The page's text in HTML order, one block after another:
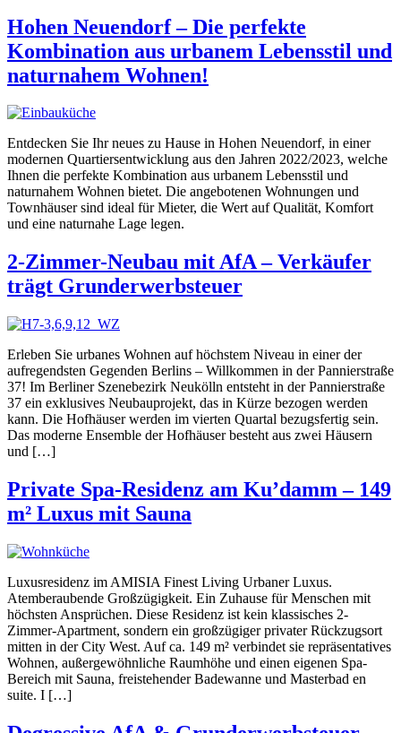
Hohen Neuendorf – Die perfekte
Kombination aus urbanem Lebensstil und
naturnahem Wohnen!
Entdecken Sie Ihr neues zu Hause in Hohen Neuendorf, in einer
modernen Quartiersentwicklung aus den Jahren 2022/2023, welche
Ihnen die perfekte Kombination aus urbanem Lebensstil und
naturnahem Wohnen bietet. Die angebotenen Wohnungen und
Townhäuser sind ideal für Mieter, die Wert auf Qualität, Komfort
und eine naturnahe Lage legen.
2-Zimmer-Neubau mit AfA – Verkäufer
trägt Grunderwerbsteuer
Erleben Sie urbanes Wohnen auf höchstem Niveau in einer der
aufregendsten Gegenden Berlins – Willkommen in der Pannierstraße
37! Im Berliner Szenebezirk Neukölln entsteht in der Pannierstraße
37 ein exklusives Neubauprojekt, das in Kürze bezogen werden
kann. Die Hofhäuser werden im vierten Quartal bezugsfertig sein.
Das moderne Ensemble der Hofhäuser besteht aus zwei Häusern
und […]
Private Spa-Residenz am Ku’damm – 149
m² Luxus mit Sauna
Luxusresidenz im AMISIA Finest Living Urbaner Luxus.
Atemberaubende Großzügigkeit. Ein Zuhause für Menschen mit
höchsten Ansprüchen. Diese Residenz ist kein klassisches 2-
Zimmer-Apartment, sondern ein großzügiger privater Rückzugsort
mitten in der City West. Auf ca. 149 m² verbindet sie repräsentatives
Wohnen, außergewöhnliche Raumhöhe und einen eigenen Spa-
Bereich mit Sauna, freistehender Badewanne und Masterbad en
suite. I […]